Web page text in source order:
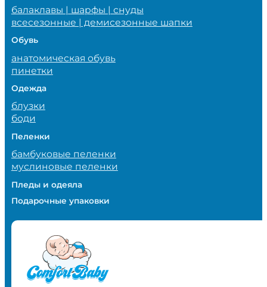
балаклавы | шарфы | снуды
всесезонные | демисезонные шапки
Обувь
анатомическая обувь
пинетки
Одежда
блузки
боди
Пеленки
бамбуковые пеленки
муслиновые пеленки
Пледы и одеяла
Подарочные упаковки